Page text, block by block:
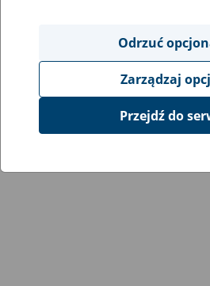
Odrzuć
Zarządzaj
Przejdź do